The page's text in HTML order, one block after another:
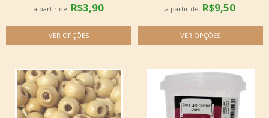
a partir de: R$3,90 a partir de: R$9,50